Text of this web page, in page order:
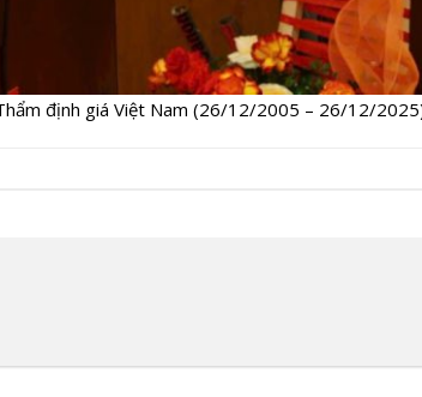
định giá Việt Nam (26/12/2005 – 26/12/